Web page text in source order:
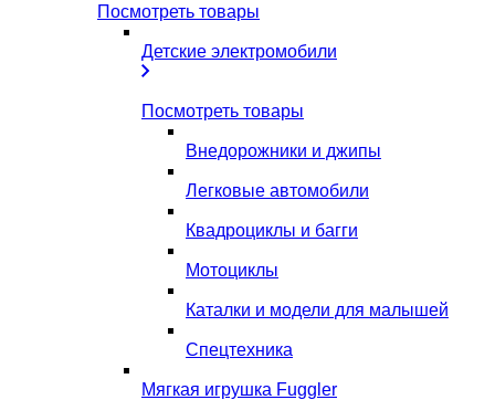
Посмотреть товары
Детские электромобили
Посмотреть товары
Внедорожники и джипы
Легковые автомобили
Квадроциклы и багги
Мотоциклы
Каталки и модели для малышей
Спецтехника
Мягкая игрушка Fuggler